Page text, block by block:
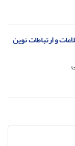
و ارتباطات نوین